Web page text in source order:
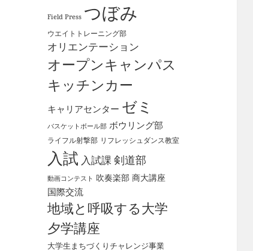
Field Press つぼみ
ウエイトトレーニング部
オリエンテーション
オープンキャンパス
キッチンカー
キャリアセンター ゼミ
バスケットボール部 ボウリング部
ライフル射撃部 リフレッシュダンス教室
入試 入試課 剣道部
動画コンテスト 吹奏楽部 商大講座
国際交流
地域と呼吸する大学
夕学講座
大学生まちづくりチャレンジ事業